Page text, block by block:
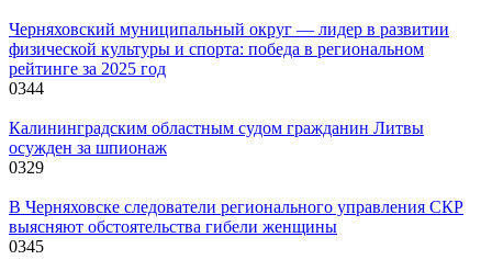
Черняховский муниципальный округ — лидер в развитии
физической культуры и спорта: победа в региональном
рейтинге за 2025 год
0344
Калининградским областным судом гражданин Литвы
осужден за шпионаж
0329
В Черняховске следователи регионального управления СКР
выясняют обстоятельства гибели женщины
0345